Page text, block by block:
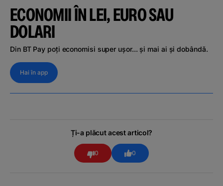
ECONOMII ÎN LEI, EURO SAU
DOLARI
Din BT Pay poți economisi super ușor... și mai ai și dobândă.
Hai în app
Ți-a plăcut acest articol?
0 0